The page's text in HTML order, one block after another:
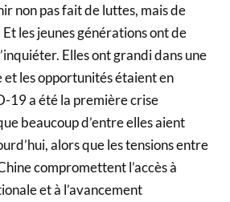
non pas fait de luttes, mais de
les jeunes générations ont de
Elles ont grandi dans une
et les opportunités étaient en
19 a été la première crise
beaucoup d’entre elles aient
alors que les tensions entre
compromettent l’accès à
et à l’avancement